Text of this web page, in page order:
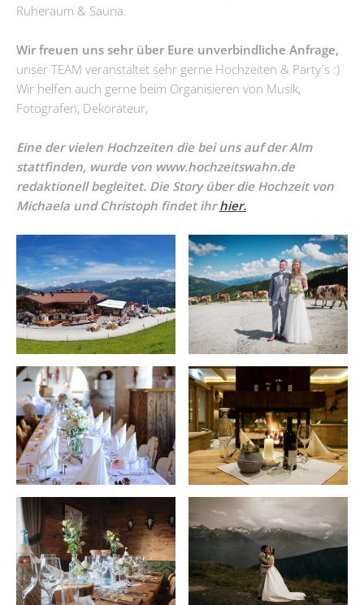
Ruheraum & Sauna.
Wir freuen uns sehr über Eure unverbindliche Anfrage,
unser TEAM veranstaltet sehr gerne Hochzeiten & Party´s :)
Wir helfen auch gerne beim Organisieren von Musik,
Fotografen, Dekorateur,
Eine der vielen Hochzeiten die bei uns auf der Alm
stattfinden, wurde von www.hochzeitswahn.de
redaktionell begleitet. Die Story über die Hochzeit von
Michaela und Christoph findet ihrhier.